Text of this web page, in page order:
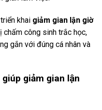
khai giảm gian lận giờ
chấm công sinh trắc học,
gắn với đúng cá nhân và
giảm gian lận